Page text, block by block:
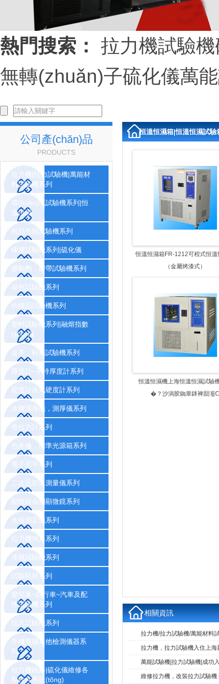
熱門搜索： 拉力機試驗機
無轉(zhuǎn)子硫化儀萬
公司產(chǎn)品
PRODUCTS
拉力機|拉力試驗機|萬能材
料試驗機系列
環(huán)境試驗機系列|恒
溫恒濕
紙品包裝試驗機系列
橡膠試驗機系列|硫化儀
膠黏劑，膠帶試驗機系列
箱包試驗機系列
紡織品試驗機系列
塑料試驗機系列|融熔指數
(shù)儀
皮革，鞋類試驗機系列
厚度計~手持厚度計系列
硬度計洛式硬度計系列
涂層測厚儀，測厚儀系列
推拉力計系列
色差儀，標準光源箱系列
電子天平系列
二次元影像測量儀系列
顯微鏡金相顯微鏡系列
水份測定儀系列
拉力機夾具系列
漆膜試驗機系列
試驗耗材系列
嬰兒車~自行車~汽車及配
件試驗機系列
玩具試驗機系列
手機電腦其他檢測儀器系
列
拉力機維修|硫化儀維修各
類軟件系統(tǒng)
恒溫恒濕箱|恒溫恒濕試驗
恒溫恒濕箱FR-1212可程式恒溫
（金屬烤漆式）
恒溫恒濕機上海恒溫恒濕試驗
�？沙淌胶銣睾銤裨囼灆C
相關資訊
拉力機/拉力試驗機/萬能材料
拉力機，拉力試驗機入住上
萬能試驗機|拉力試驗機|成功
維修拉力機，改裝拉力試驗